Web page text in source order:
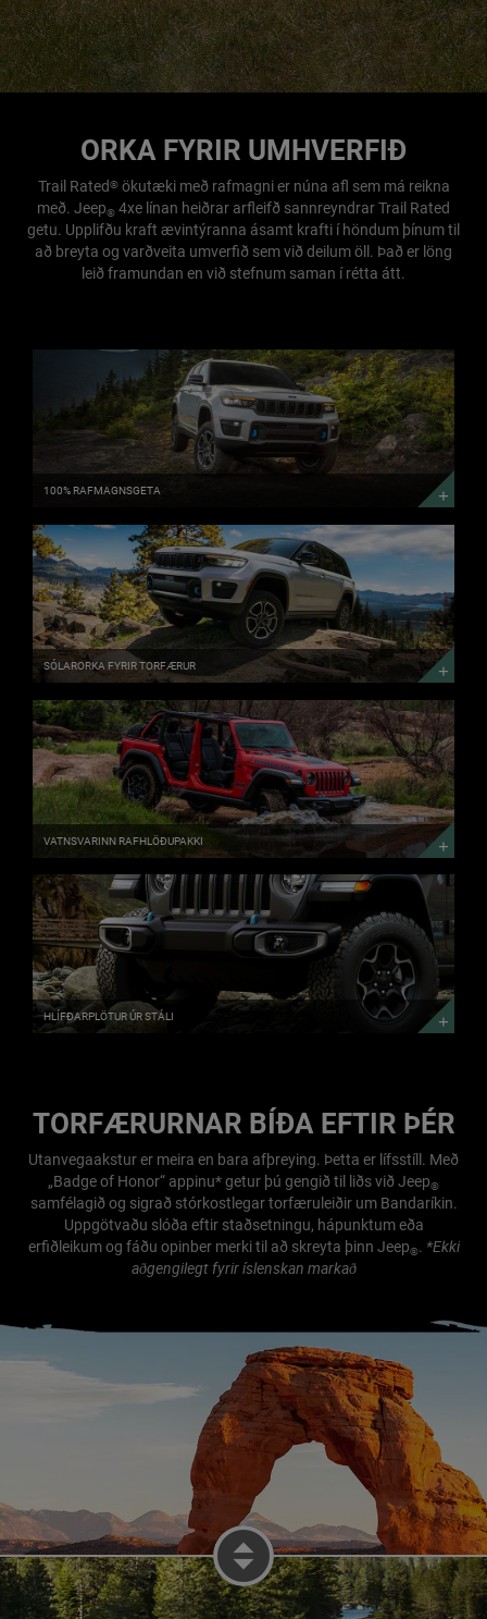
ORKA FYRIR UMHVERFIÐ
Trail Rated®ökutæki með rafmagni er núna afl sem má reikna
með. Jeep® 4xe línan heiðrar arfleifð sannreyndrar Trail Rated
getu. Upplifðu kraft ævintýranna ásamt krafti í höndum þínum til
að breyta og varðveita umverfið sem við deilum öll. Það er löng
leið framundan en við stefnum saman í rétta átt.
RAFMAGNSGETA
100% RAFMAGNSGETA
SÓLARORKA
FYRIR
TORFÆRUR
HLAUPIÐ
VILLT
Á
SÓLINNI
SÓLARORKA FYRIR TORFÆRUR
VATNSVARINN
RAFHLÖÐUPAKKI
RAFMAGN
Í
GEGNUM
VATNSVARINN RAFHLÖÐUPAKKI
HLÍFÐARPLÖTUR
ÚR
STÁLI
ÆVINTÝRABRYNJA
HLÍFÐARPLÖTUR ÚR STÁLI
TORFÆRURNAR BÍÐA EFTIR ÞÉR
Utanvegaakstur er meira en bara afþreying. Þetta er lífsstíll. Með
„Badge of Honor“ appinu* getur þú gengið til liðs við Jeep®
samfélagið og sigrað stórkostlegar torfæruleiðir um Bandaríkin.
Uppgötvaðu slóða eftir staðsetningu, hápunktum eða
erfiðleikum og fáðu opinber merki til að skreyta þinn Jeep®. *Ekki
aðgengilegt fyrir íslenskan markað